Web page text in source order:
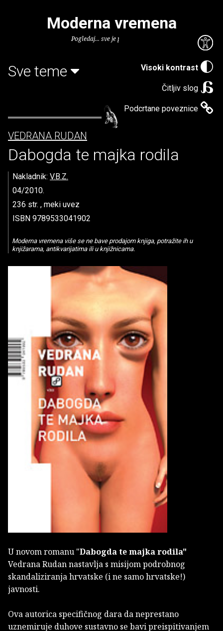
Visoki kontrast
Čitljiv slog
Podcrtane poveznice
Moderna vremena
Pogledaj... sve je puno knjiga.
Sve teme
VEDRANA RUDAN
Dabogda te majka rodila
Nakladnik: V.B.Z.
04/2010.
236 str. , meki uvez
ISBN 9789533041902
Moderna vremena više se ne bave prodajom knjiga, potražite ih u
knjižarama, antikvarijatima ili u knjižnicama.
U novom romanu "Dabogda te majka rodila"
Vedrana Rudan nastavlja s misijom podrobnog
skandaliziranja hrvatske (i ne samo hrvatske!)
javnosti.
Ova autorica specifičnog dara da neprestano
uznemiruje duhove sustavno se bavi preispitivanjem